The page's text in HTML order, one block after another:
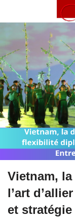
Vietnam,
l’art
et